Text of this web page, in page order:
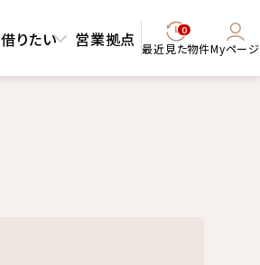
借りたい 営業拠点 0
最近見た物件Myページ